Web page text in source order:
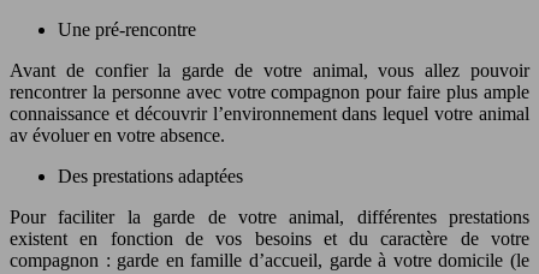
Une pré-rencontre
Avant de confier la garde de votre animal, vous allez pouvoir
rencontrer la personne avec votre compagnon pour faire plus ample
connaissance et découvrir l’environnement dans lequel votre animal
av évoluer en votre absence.
Des prestations adaptées
Pour faciliter la garde de votre animal, différentes prestations
existent en fonction de vos besoins et du caractère de votre
compagnon : garde en famille d’accueil, garde à votre domicile (le